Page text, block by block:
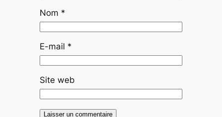
Nom *
E-mail *
Site web